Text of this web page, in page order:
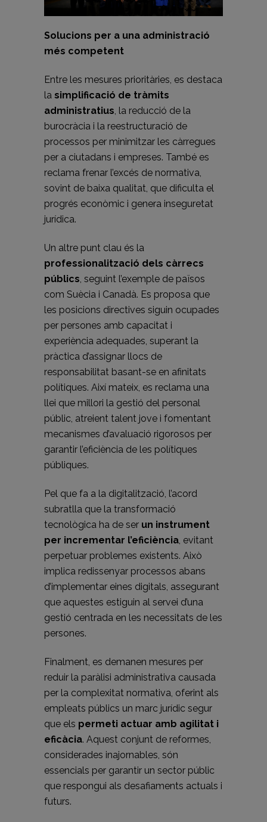
Solucions per a una administració
més competent
Entre les mesures prioritàries, es destaca
la simplificació de tràmits
administratius , la reducció de la
burocràcia i la reestructuració de
processos per minimitzar les càrregues
per a ciutadans i empreses. També es
reclama frenar l’excés de normativa,
sovint de baixa qualitat, que dificulta el
progrés econòmic i genera inseguretat
jurídica.
Un altre punt clau és la
professionalització dels càrrecs
públics , seguint l’exemple de països
com Suècia i Canadà. Es proposa que
les posicions directives siguin ocupades
per persones amb capacitat i
experiència adequades, superant la
pràctica d’assignar llocs de
responsabilitat basant-se en afinitats
polítiques. Així mateix, es reclama una
llei que millori la gestió del personal
públic, atreient talent jove i fomentant
mecanismes d’avaluació rigorosos per
garantir l’eficiència de les polítiques
públiques.
Pel que fa a la digitalització, l’acord
subratlla que la transformació
tecnològica ha de ser un instrument
per incrementar l’eficiència , evitant
perpetuar problemes existents. Això
implica redissenyar processos abans
d’implementar eines digitals, assegurant
que aquestes estiguin al servei d’una
gestió centrada en les necessitats de les
persones.
Finalment, es demanen mesures per
reduir la paràlisi administrativa causada
per la complexitat normativa, oferint als
empleats públics un marc jurídic segur
que els permeti actuar amb agilitat i
eficàcia. Aquest conjunt de reformes,
considerades inajornables, són
essencials per garantir un sector públic
que respongui als desafiaments actuals i
futurs.